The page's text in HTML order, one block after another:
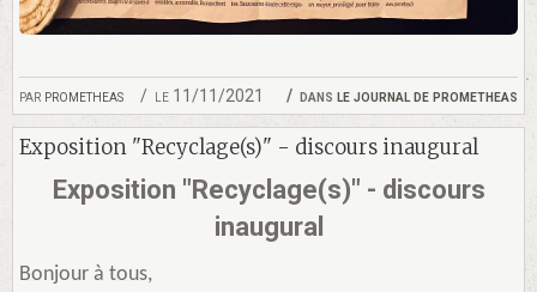
par prometheas le 11/11/2021 dans le journal de prometheas
Exposition "Recyclage(s)" - discours inaugural
Exposition "Recyclage(s)" - discours
inaugural
Bonjour à tous,